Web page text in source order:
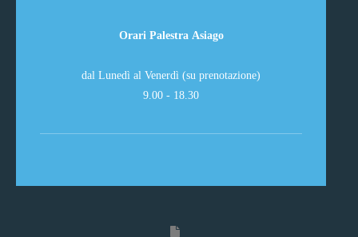
Orari Palestra Asiago
dal Lunedì al Venerdì (su prenotazione)
9.00 - 18.30